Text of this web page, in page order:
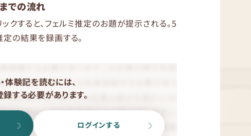
での流れ
クすると、フェルミ推定のお題が提示される。5
の結果を録画する。
体験記を読むには、
する必要があります。
ログインする